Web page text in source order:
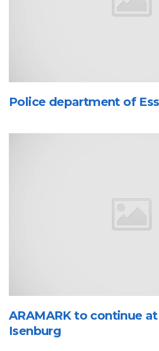
Police department of
ARAMARK to continue
Isenburg